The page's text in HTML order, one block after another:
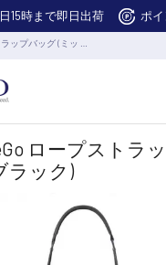
15時まで即日出荷 ポ
ップバッグ (ミッ …
生活家電
・業務関連製品
ロープストラ
ラック)